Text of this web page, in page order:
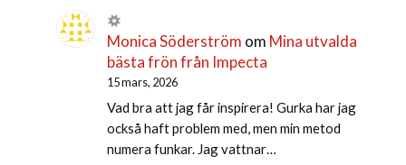
Monica Söderström om Mina utvalda
bästa frön från Impecta
15 mars, 2026
Vad bra att jag får inspirera! Gurka har jag
också haft problem med, men min metod
numera funkar. Jag vattnar…